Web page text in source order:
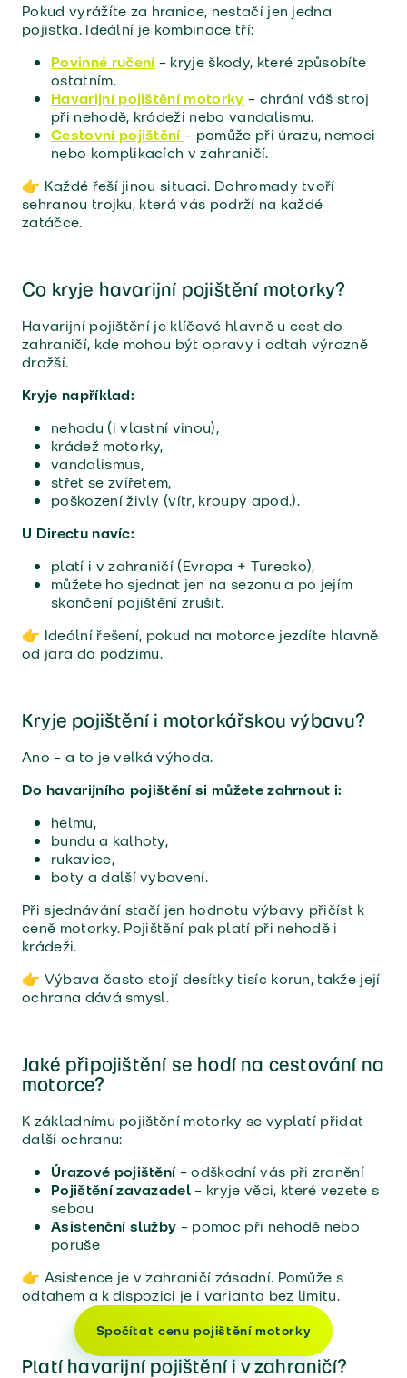
Pokud vyrážíte za hranice, nestačí jen jedna
pojistka. Ideální je kombinace tří:
Povinné ručení– kryje škody, které způsobíte
ostatním.
Havarijní pojištění motorky – chrání váš stroj
při nehodě, krádeži nebo vandalismu.
Cestovní pojištění– pomůže při úrazu, nemoci
nebo komplikacích v zahraničí.
👉 Každé řeší jinou situaci. Dohromady tvoří
sehranou trojku, která vás podrží na každé
zatáčce.
Co kryje havarijní pojištění motorky?
Havarijní pojištění je klíčové hlavně u cest do
zahraničí, kde mohou být opravy i odtah výrazně
dražší.
Kryje například:
nehodu (i vlastní vinou),
krádež motorky,
vandalismus,
střet se zvířetem,
poškození živly (vítr, kroupy apod.).
U Directu navíc:
platí i v zahraničí (Evropa + Turecko),
můžete ho sjednat jen na sezonu a po jejím
skončení pojištění zrušit.
👉 Ideální řešení, pokud na motorce jezdíte hlavně
od jara do podzimu.
Kryje pojištění i motorkářskou výbavu?
Ano – a to je velká výhoda.
Do havarijního pojištění si můžete zahrnout i:
helmu,
bundu a kalhoty,
rukavice,
boty a další vybavení.
Při sjednávání stačí jen hodnotu výbavy přičíst k
ceně motorky. Pojištění pak platí při nehodě i
krádeži.
👉 Výbava často stojí desítky tisíc korun, takže její
ochrana dává smysl.
Jaké připojištění se hodí na cestování na
motorce?
K základnímu pojištění motorky se vyplatí přidat
další ochranu:
Úrazové pojištění– odškodní vás při zranění
Pojištění zavazadel– kryje věci, které vezete s
sebou
Asistenční služby – pomoc při nehodě nebo
poruše
👉 Asistence je v zahraničí zásadní. Pomůže s
odtahem a k dispozici je i varianta bez limitu.
Spočítat cenu pojištění motorky
Platí havarijní pojištění i v zahraničí?